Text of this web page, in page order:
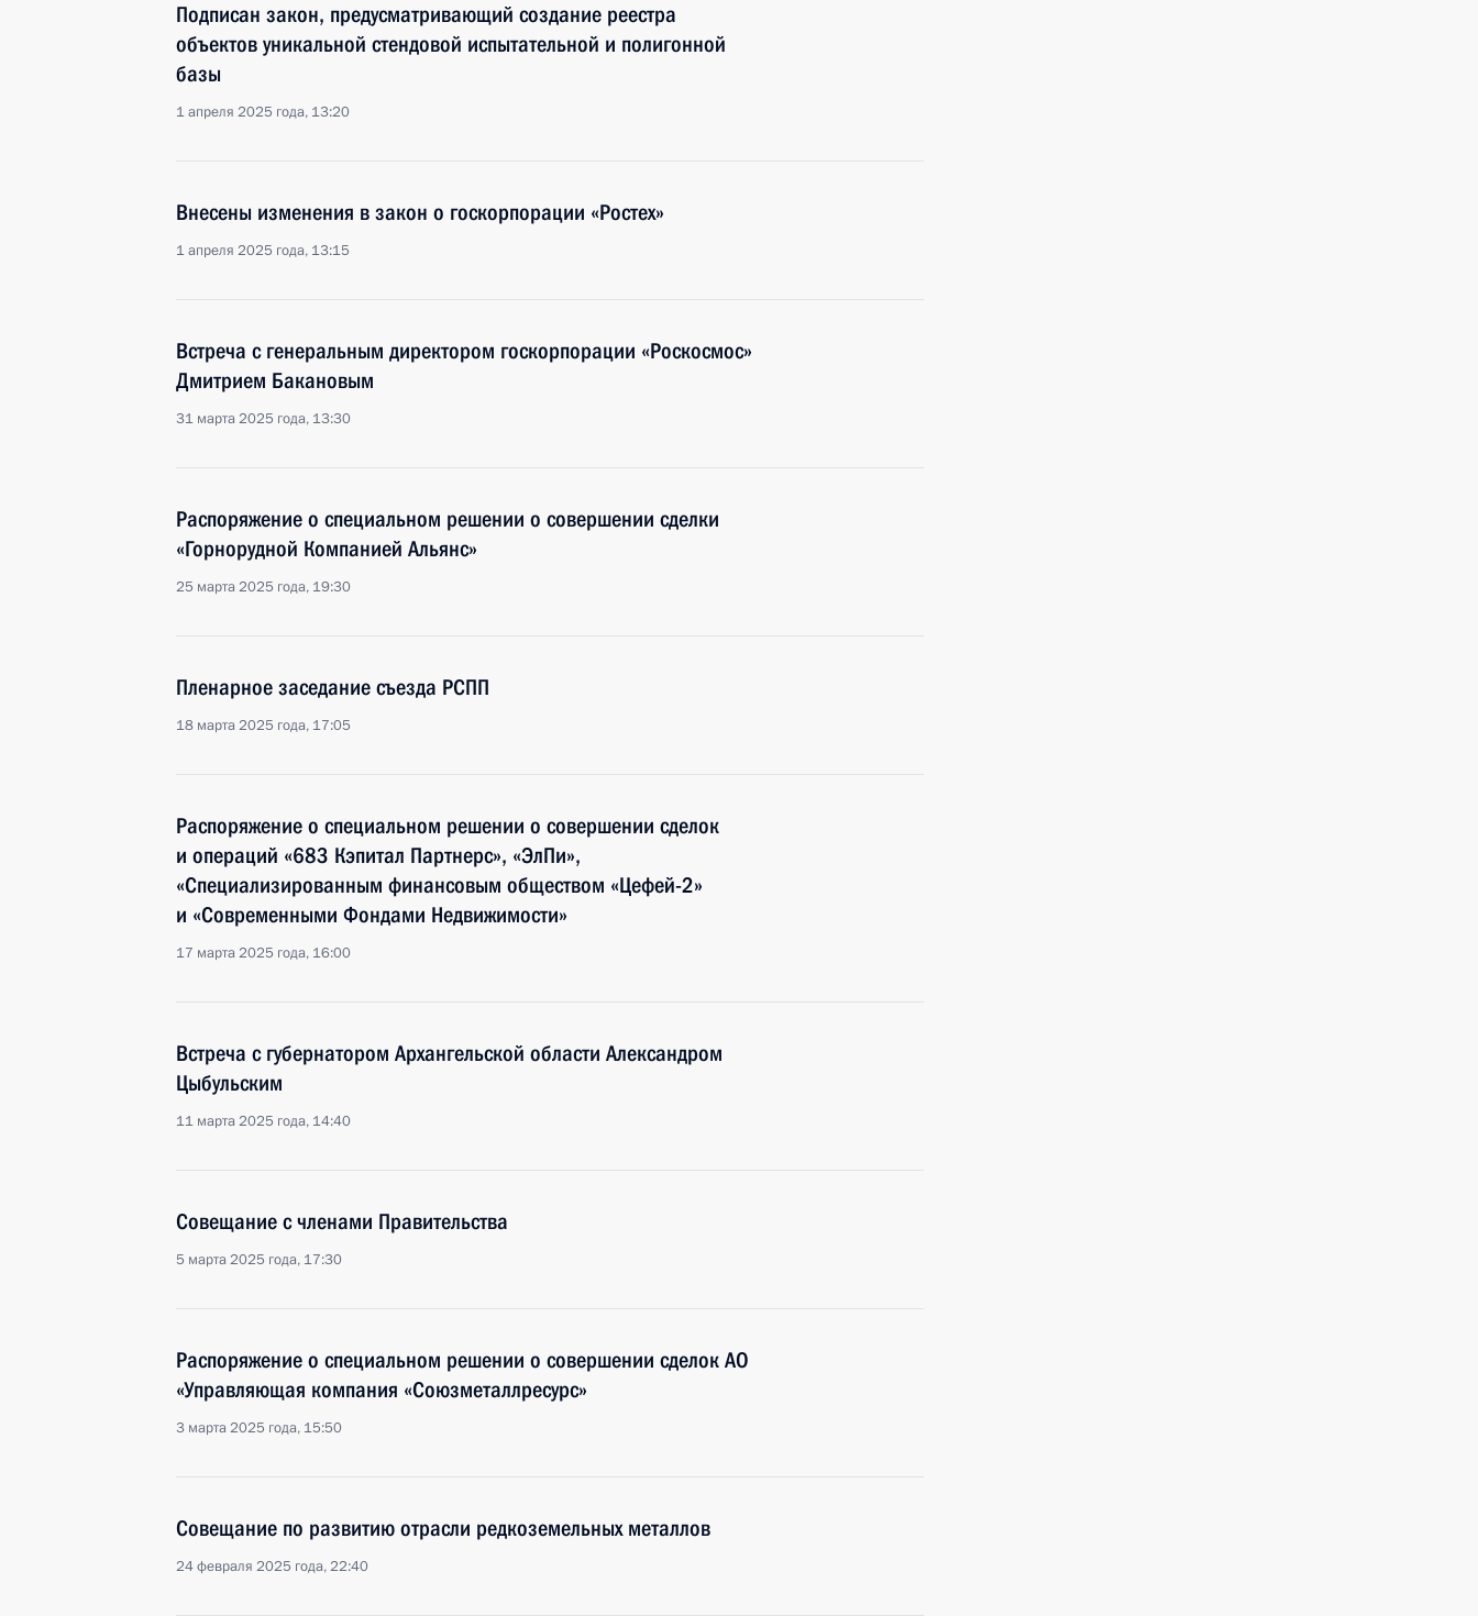
Подписан закон, предусматривающий создание реестра
объектов уникальной стендовой испытательной и полигонной
базы
1 апреля 2025 года, 13:20
Внесены изменения в закон о госкорпорации «Ростех»
1 апреля 2025 года, 13:15
Встреча с генеральным директором госкорпорации «Роскосмос»
Дмитрием Бакановым
31 марта 2025 года, 13:30
Распоряжение о специальном решении о совершении сделки
«Горнорудной Компанией Альянс»
25 марта 2025 года, 19:30
Пленарное заседание съезда РСПП
18 марта 2025 года, 17:05
Распоряжение о специальном решении о совершении сделок
и операций «683 Кэпитал Партнерс», «ЭлПи»,
«Специализированным финансовым обществом «Цефей-2»
и «Современными Фондами Недвижимости»
17 марта 2025 года, 16:00
Встреча с губернатором Архангельской области Александром
Цыбульским
11 марта 2025 года, 14:40
Совещание с членами Правительства
5 марта 2025 года, 17:30
Распоряжение о специальном решении о совершении сделок АО
«Управляющая компания «Союзметаллресурс»
3 марта 2025 года, 15:50
Совещание по развитию отрасли редкоземельных металлов
24 февраля 2025 года, 22:40